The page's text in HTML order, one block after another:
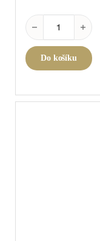
Pellehaut
Do košíku